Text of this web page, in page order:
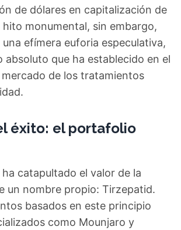
de dólares en capitalización de
hito monumental, sin embargo,
efímera euforia especulativa,
absoluto que ha establecido en el
de los tratamientos
éxito: el portafolio
ha catapultado el valor de la
un nombre propio: Tirzepatid.
basados en este principio
como Mounjaro y